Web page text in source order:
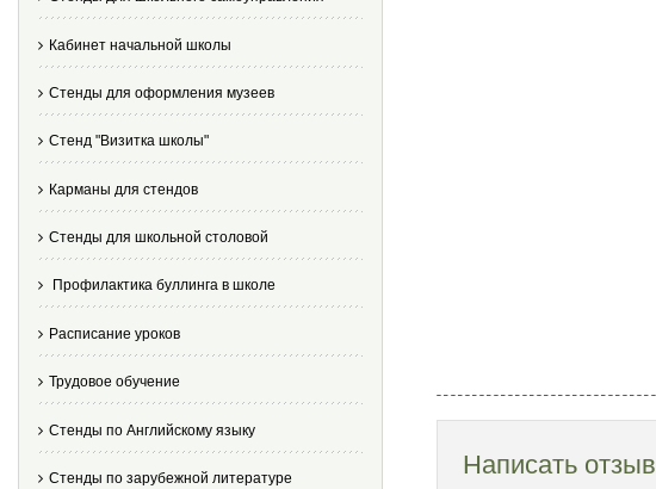
Кабинет начальной школы
Стенды для оформления музеев
Стенд "Визитка школы"
Карманы для стендов
Стенды для школьной столовой
Профилактика буллинга в школе
Расписание уроков
Трудовое обучение
Стенды по Английскому языку
Стенды по зарубежной литературе Написать отзыв